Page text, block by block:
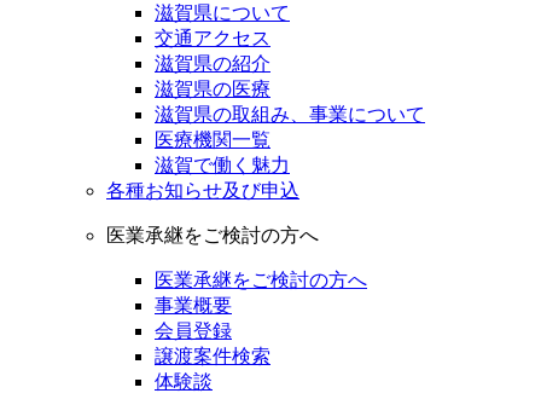
滋賀県について
交通アクセス
滋賀県の紹介
滋賀県の医療
滋賀県の取組み、事業について
医療機関一覧
滋賀で働く魅力
各種お知らせ及び申込
医業承継をご検討の方へ
医業承継をご検討の方へ
事業概要
会員登録
譲渡案件検索
体験談